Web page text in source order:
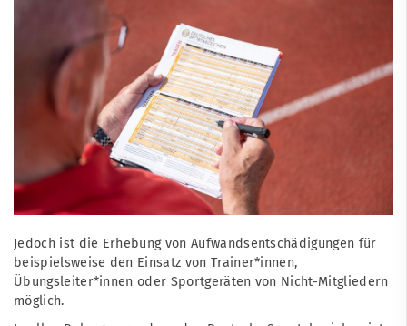
Jedoch ist die Erhebung von Aufwandsentschädigungen für
beispielsweise den Einsatz von Trainer*innen,
Übungsleiter*innen oder Sportgeräten von Nicht-Mitgliedern
möglich.